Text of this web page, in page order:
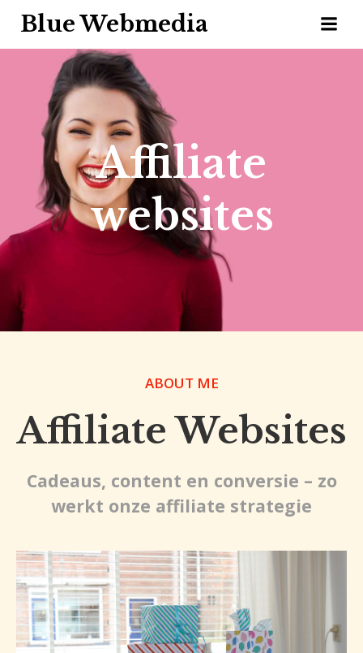
Blue Webmedia
Affiliate
websites
ABOUT ME
Affiliate Websites
Cadeaus, content en conversie – zo
werkt onze affiliate strategie